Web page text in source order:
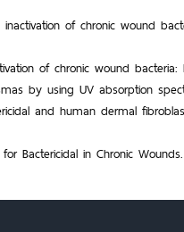
of chronic wound
of chronic wound
by using UV absorption
and human dermal
Bactericidal in Chronic Wounds.